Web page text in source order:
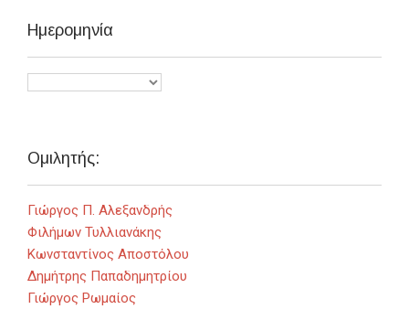
Ημερομηνία
Ομιλητής:
Γιώργος Π. Αλεξανδρής
Φιλήμων Τυλλιανάκης
Κωνσταντίνος Αποστόλου
Δημήτρης Παπαδημητρίου
Γιώργος Ρωμαίος